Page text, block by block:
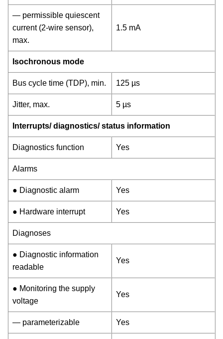
— permissible quiescent
current (2-wire sensor),
max.
1.5 mA
Isochronous mode
Bus cycle time (TDP), min. 125 µs
Jitter, max. 5 µs
Interrupts/ diagnostics/ status information
Diagnostics function Yes
Alarms
● Diagnostic alarm Yes
● Hardware interrupt Yes
Diagnoses
● Diagnostic information
readable
Yes
● Monitoring the supply
voltage
Yes
— parameterizable Yes